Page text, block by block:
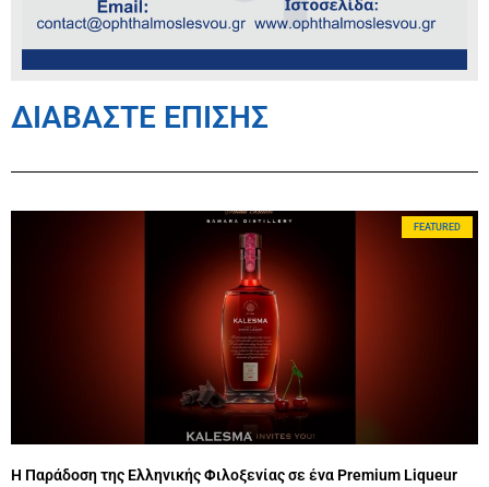
ΔΙΑΒΑΣΤΕ ΕΠΙΣΗΣ
FEATURED
Η Παράδοση της Ελληνικής Φιλοξενίας σε ένα Premium Liqueur